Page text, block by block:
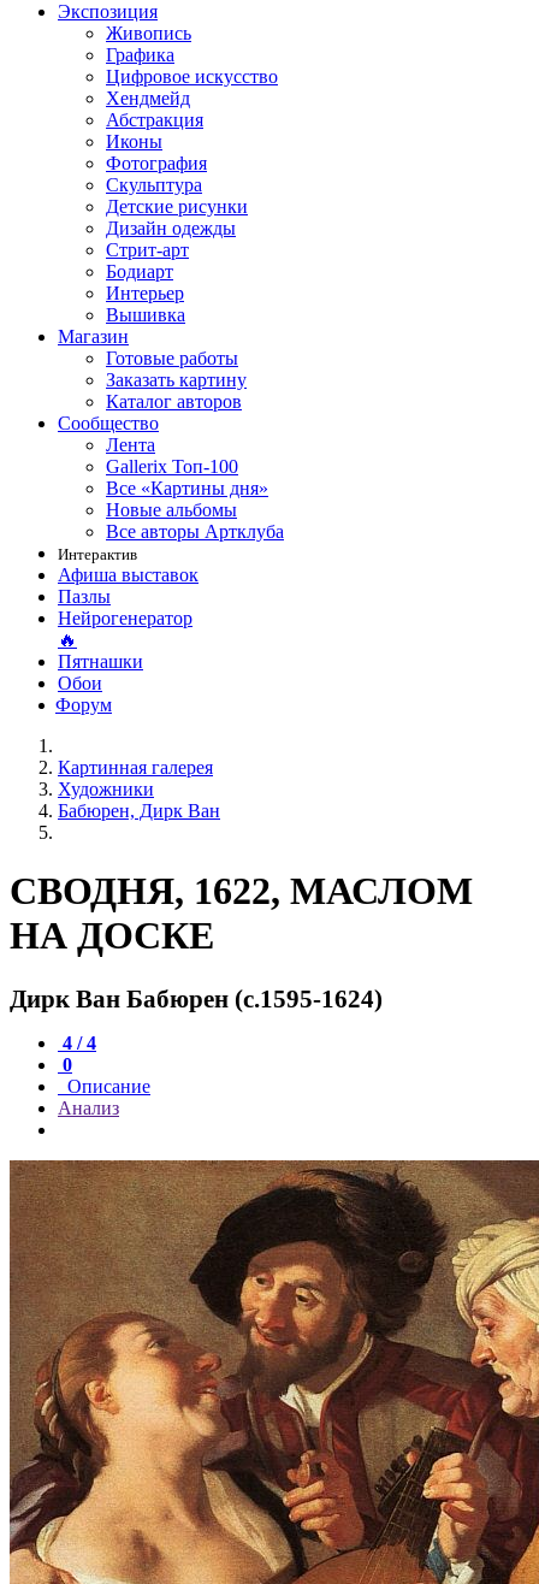
Экспозиция
Живопись
Графика
Цифровое искусство
Хендмейд
Абстракция
Иконы
Фотография
Скульптура
Детские рисунки
Дизайн одежды
Стрит-арт
Бодиарт
Интерьер
Вышивка
Магазин
Готовые работы
Заказать картину
Каталог авторов
Сообщество
Лента
Gallerix Топ-100
Все «Картины дня»
Новые альбомы
Все авторы Артклуба
Интерактив
Афиша выставок
Пазлы
Нейрогенератор
🔥
Пятнашки
Обои
Форум
Картинная галерея
Художники
Бабюрен, Дирк Ван
СВОДНЯ, 1622, МАСЛОМ
НА ДОСКЕ
Дирк Ван Бабюрен (c.1595-1624)
4 / 4
0
Описание
Анализ